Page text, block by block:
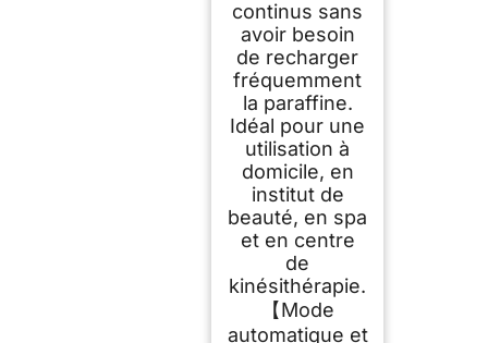
continus sans
avoir besoin
de recharger
fréquemment
la paraffine.
Idéal pour une
utilisation à
domicile, en
institut de
beauté, en spa
et en centre
de
kinésithérapie.
【Mode
automatique et